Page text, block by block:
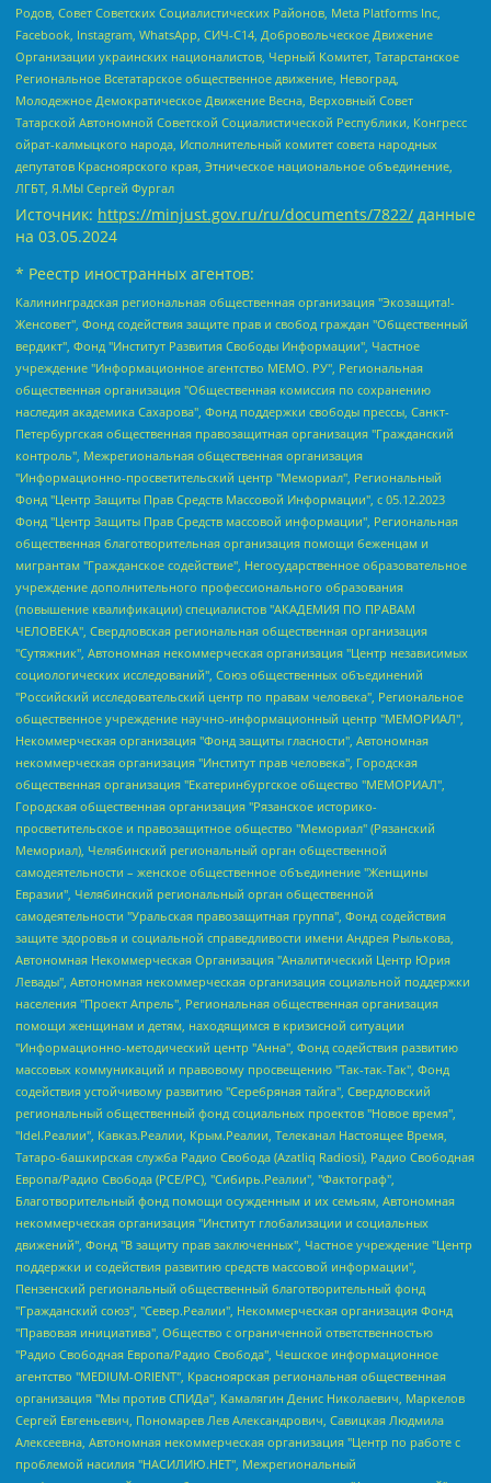
Родов, Совет Советских Социалистических Районов, Meta Platforms Inc,
Facebook, Instagram, WhatsApp, СИЧ-С14, Добровольческое Движение
Организации украинских националистов, Черный Комитет, Татарстанское
Региональное Всетатарское общественное движение, Невоград,
Молодежное Демократическое Движение Весна, Верховный Совет
Татарской Автономной Советской Социалистической Республики, Конгресс
ойрат-калмыцкого народа, Исполнительный комитет совета народных
депутатов Красноярского края, Этническое национальное объединение,
ЛГБТ, Я.МЫ Сергей Фургал
Источник: https://minjust.gov.ru/ru/documents/7822/ данные
на 03.05.2024
* Реестр иностранных агентов:
Калининградская региональная общественная организация "Экозащита!-Женсовет", Фонд содействия защите прав и свобод граждан "Общественный вердикт", Фонд "Институт Развития Свободы Информации", Частное учреждение "Информационное агентство МЕМО. РУ", Региональная общественная организация "Общественная комиссия по сохранению наследия академика Сахарова", Фонд поддержки свободы прессы, Санкт-Петербургская общественная правозащитная организация "Гражданский контроль", Межрегиональная общественная организация "Информационно-просветительский центр "Мемориал", Региональный Фонд "Центр Защиты Прав Средств Массовой Информации", с 05.12.2023 Фонд "Центр Защиты Прав Средств массовой информации", Региональная общественная благотворительная организация помощи беженцам и мигрантам "Гражданское содействие", Негосударственное образовательное учреждение дополнительного профессионального образования (повышение квалификации) специалистов "АКАДЕМИЯ ПО ПРАВАМ ЧЕЛОВЕКА", Свердловская региональная общественная организация "Сутяжник", Автономная некоммерческая организация "Центр независимых социологических исследований", Союз общественных объединений "Российский исследовательский центр по правам человека", Региональное общественное учреждение научно-информационный центр "МЕМОРИАЛ", Некоммерческая организация "Фонд защиты гласности", Автономная некоммерческая организация "Институт прав человека", Городская общественная организация "Екатеринбургское общество "МЕМОРИАЛ", Городская общественная организация "Рязанское историко-просветительское и правозащитное общество "Мемориал" (Рязанский Мемориал), Челябинский региональный орган общественной самодеятельности – женское общественное объединение "Женщины Евразии", Челябинский региональный орган общественной самодеятельности "Уральская правозащитная группа", Фонд содействия защите здоровья и социальной справедливости имени Андрея Рылькова, Автономная Некоммерческая Организация "Аналитический Центр Юрия Левады", Автономная некоммерческая организация социальной поддержки населения "Проект Апрель", Региональная общественная организация помощи женщинам и детям, находящимся в кризисной ситуации "Информационно-методический центр "Анна", Фонд содействия развитию массовых коммуникаций и правовому просвещению "Так-так-Так", Фонд содействия устойчивому развитию "Серебряная тайга", Свердловский региональный общественный фонд социальных проектов "Новое время", "Idel.Реалии", Кавказ.Реалии, Крым.Реалии, Телеканал Настоящее Время, Татаро-башкирская служба Радио Свобода (Azatliq Radiosi), Радио Свободная Европа/Радио Свобода (PCE/PC), "Сибирь.Реалии", "Фактограф", Благотворительный фонд помощи осужденным и их семьям, Автономная некоммерческая организация "Институт глобализации и социальных движений", Фонд "В защиту прав заключенных", Частное учреждение "Центр поддержки и содействия развитию средств массовой информации", Пензенский региональный общественный благотворительный фонд "Гражданский союз", "Север.Реалии", Некоммерческая организация Фонд "Правовая инициатива", Общество с ограниченной ответственностью "Радио Свободная Европа/Радио Свобода", Чешское информационное агентство "MEDIUM-ORIENT", Красноярская региональная общественная организация "Мы против СПИДа", Камалягин Денис Николаевич, Маркелов Сергей Евгеньевич, Пономарев Лев Александрович, Савицкая Людмила Алексеевна, Автономная некоммерческая организация "Центр по работе с проблемой насилия "НАСИЛИЮ.НЕТ", Межрегиональный профессиональный союз работников здравоохранения "Альянс врачей", Юридическое лицо, зарегистрированное в Латвийской Республике, SIA "Medusa Project" (регистрационный номер 40103797863, дата регистрации 10.06.2014), Некоммерческая организация "Фонд по борьбе с коррупцией", Автономная некоммерческая организация "Институт права и публичной политики", Баданин Роман Сергеевич, Гликин Максим Александрович, Железнова Мария Михайловна, Лукьянова Юлия Сергеевна, Маетная Елизавета Витальевна, Маняхин Петр Борисович, Чуракова Ольга Владимировна, Ярош Юлия Петровна, Юридическое лицо "The Insider SIA", зарегистрированное в Риге, Латвийская Республика (дата регистрации 26.06.2015), являющееся администратором доменного имени интернет-издания "The Insider SIA", https://theins.ru, Постернак Алексей Евгеньевич, Рубин Михаил Аркадьевич, Анин Роман Александрович, Юридическое лицо Istories fonds, зарегистрированное в Латвийской Республике (регистрационный номер 50008295751, дата регистрации 24.02.2020), Великовский Дмитрий Александрович, Долинина Ирина Николаевна, Мароховская Алеся Алексеевна, Шлейнов Роман Юрьевич, Шмагун Олеся Валентиновна, Общество с ограниченной ответственностью "Альтаир 2021", Общество с ограниченной ответственностью "Вега 2021", Общество с ограниченной ответственностью "Главный редактор 2021", Общество с ограниченной ответственностью "Ромашки монолит", Важенков Артем Валерьевич, Ивановская областная общественная организация "Центр гендерных исследований", Гурман Юрий Альбертович, Медиапроект "ОВД-Инфо", Егоров Владимир Владимирович, Жилинский Владимир Александрович, Общество с ограниченной ответственностью "ЗП", Иванова София Юрьевна, Карезина Инна Павловна, Кильтау Екатерина Викторовна, Петров Алексей Викторович, Пискунов Сергей Евгеньевич, Смирнов Сергей Сергеевич, Тихонов Михаил Сергеевич, Общество с ограниченной ответственностью "ЖУРНАЛИСТ-ИНОСТРАННЫЙ АГЕНТ", Арапова Галина Юрьевна, Вольтская Татьяна Анатольевна, Американская компания "Mason G.E.S. Anonymous Foundation" (США), являющаяся владельцем интернет-издания https://mnews.world/, Компания "Stichting Bellingcat", зарегистрированная в Нидерландах (дата регистрации 11.07.2018), Захаров Андрей Вячеславович, Клепиковская Екатерина Дмитриевна, Общество с ограниченной ответственностью "МЕМО", Перл Роман Александрович, Симонов Евгений Алексеевич, Соловьева Елена Анатольевна, Сотников Даниил Владимирович, Сурначева Елизавета Дмитриевна, Автономная некоммерческая организация по защите прав человека и информированию населения "Якутия – Наше Мнение", Общество с ограниченной ответственностью "Москоу диджитал медиа", с 26.01.2023 Общество с ограниченной ответственностью "Чайка Белые сады", Ветошкина Валерия Валерьевна, Заговора Максим Александрович, Межрегиональное общественное движение "Российская ЛГБТ - сеть", Оленичев Максим Владимирович, Павлов Иван Юрьевич, Скворцова Елена Сергеевна, Общество с ограниченной ответственностью "Как бы инагент", Кочетков Игорь Викторович, Общество с ограниченной ответственностью "Честные выборы", Еланчик Олег Александрович, Общество с ограниченной ответственностью "Нобелевский призыв", Гималова Регина Эмилевна, Григорьев Андрей Валерьевич, Григорьева Алина Александровна, Ассоциация по содействию защите прав призывников, альтернативнослужащих и военнослужащих "Правозащитная группа "Гражданин.Армия.Право", Хисамова Регина Фаритовна, Автономная некоммерческая организация по реализации социально-правовых программ "Лилит", Дальневосточное общественное движение "Маяк", Санкт-Петербургская ЛГБТ-инициативная группа "Выход", Инициативная группа ЛГБТ+ "Реверс", Алексеев Андрей Викторович, Бекбулатова Таисия Львовна, Беляев Иван Михайлович, Владыкина Елена Сергеевна, Гельман Марат Александрович, Никульшина Вероника Юрьевна, Толоконникова Надежда Андреевна, Шендерович Виктор Анатольевич, Общество с ограниченной ответственностью "Данное сообщение", Общество с ограниченной ответственностью Издательский дом "Новая глава", Айнбиндер Александра Александровна, Московский комьюнити-центр для ЛГБТ+инициатив, Благотворительный фонд развития филантропии, Deutsche Welle (Германия, Kurt-Schumacher-Strasse 3, 53113 Bonn), Борзунова Мария Михайловна, Воробьев Виктор Викторович, Голубева Анна Львовна, Константинова Алла Михайловна, Малкова Ирина Владимировна, Мурадов Мурад Абдулгалимович, Осетинская Елизавета Николаевна, Понасенков Евгений Николаевич, Ганапольский Матвей Юрьевич, Киселев Евгений Алексеевич, Борухович Ирина Григорьевна, Дремин Иван Тимофеевич, Дубровский Дмитрий Викторович, Красноярская региональная общественная организация поддержки и развития альтернативных образовательных технологий и межкультурных коммуникаций "ИНТЕРРА", Маяковская Екатерина Алексеевна, Фейгин Марк Захарович, Филимонов Андрей Викторович, Дзугкоева Регина Николаевна, Доброхотов Роман Александрович, Дудь Юрий Александрович, Елкин Сергей Владимирович, Кругликов Кирилл Игоревич, Сабунаева Мария Леонидовна, Семенов Алексей Владимирович, Шаинян Карен Багратович, Шульман Екатерина Михайловна, Асафьев Артур Валерьевич, Вахштайн Виктор Семенович, Венедиктов Алексей Алексеевич, Лушникова Екатерина Евгеньевна, Волков Леонид Михайлович, Невзоров Александр Глебович, Пархоменко Сергей Борисович, Сироткин Ярослав Николаевич, Кара-Мурза Владимир Владимирович, Баранова Наталья Владимировна, Гозман Леонид Яковлевич, Кагарлицкий Борис Юльевич, Климарев Михаил Валерьевич, Милов Владимир Станиславович, Автономная некоммерческая организация Краснодарский центр современного искусства "Типография", Моргенштерн Алишер Тагирович, Соболь Любовь Эдуардовна, Общество с ограниченной ответственностью "ЛИЗА НОРМ", Каспаров Гарри Кимович, Ходорковский Михаил Борисович, Общество с ограниченной ответственностью "Апрельские тезисы", Данилович Ирина Брониславовна, Кашин Олег Владимирович, Петров Николай Владимирович, Пивоваров Алексей Владимирович, Соколов Михаил Владимирович, Цветкова Юлия Владимировна, Чичваркин Евгений Александрович, Комитет против пыток/Команда против пыток, Общество с ограниченной ответственностью "Первый научный", Общество с ограниченной ответственностью "Вертолет и ко", Белоцерковская Вероника Борисовна, Кац Максим Евгеньевич, Лазарева Татьяна Юрьевна, Шаведдинов Руслан Табризович, Яшин Илья Валерьевич, Общество с ограниченной ответственностью "Иноагент ААВ", Алешковский Дмитрий Петрович, Альбац Евгения Марковна, Быков Дмитрий Львович, Галямина Юлия Евгеньевна, Лойко Сергей Леонидович, Мартынов Кирилл Константинович, Медведев Сергей Александрович, Крашенинников Федор Геннадиевич, Гордеева Катерина Вл